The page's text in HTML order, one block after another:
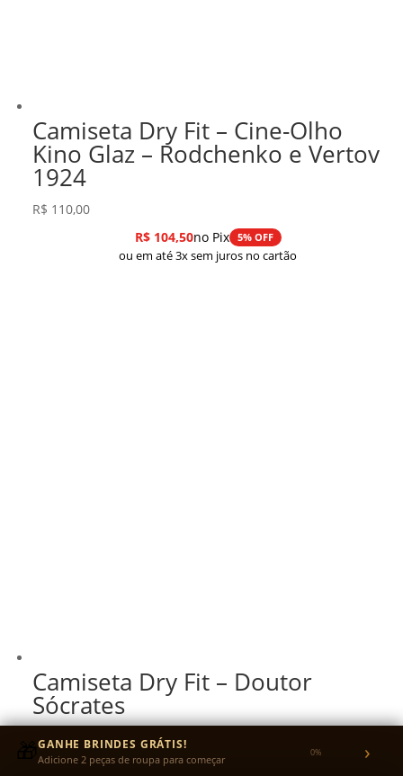
Camiseta Dry Fit – Cine-Olho
Kino Glaz – Rodchenko e Vertov
1924
R$ 110,00
R$104,50no Pix 5% OFF
ou em até 3x sem juros no cartão
Camiseta Dry Fit – Doutor
Sócrates
R$ 87,00
R$82,65no Pix
🎁GANHE BRINDES GRÁTIS!
Adicione 2 peças de roupa para começar 0% ›